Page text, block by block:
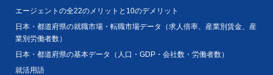
エージェントの全22のメリットと10のデメリット
日本・都道府県の就職市場・転職市場データ（求人倍率、産業別賃金、産
業別労働者数）
日本・都道府県の基本データ（人口・GDP・会社数・労働者数）
就活用語